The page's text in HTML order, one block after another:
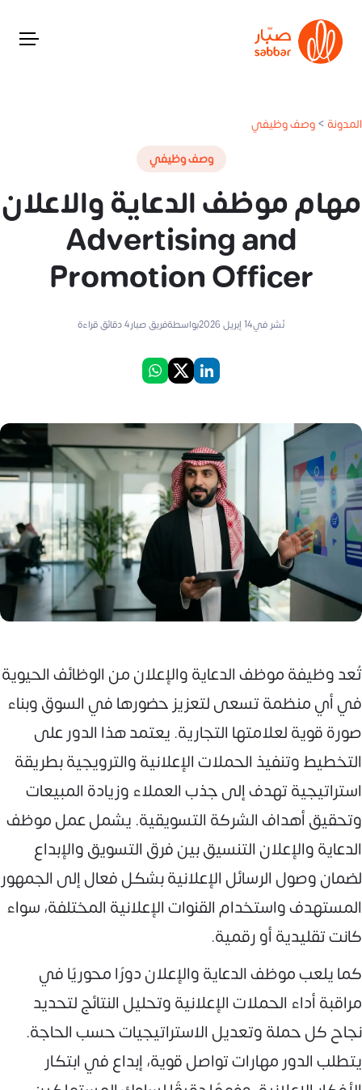
المدونة>وصف وظيفي
وصف وظيفي
مهام موظف الدعاية والاعلان
Advertising and
Promotion Officer
نُشر في14 إبريل 2026 بواسطةفريق صبار4دقائق قراءة
تُعد وظيفة موظف الدعاية والإعلان من الوظائف الحيوية
في أي منظمة تسعى لتعزيز حضورها في السوق وبناء
صورة قوية لعلامتها التجارية. يعتمد هذا الدور على
التخطيط وتنفيذ الحملات الإعلانية والترويجية بطريقة
استراتيجية تهدف إلى جذب العملاء وزيادة المبيعات
وتحقيق أهداف الشركة التسويقية. يشمل عمل موظف
الدعاية والإعلان التنسيق بين فرق التسويق والإبداع
لضمان وصول الرسائل الإعلانية بشكل فعال إلى الجمهور
المستهدف واستخدام القنوات الإعلانية المختلفة، سواء
كانت تقليدية أو رقمية.
كما يلعب موظف الدعاية والإعلان دورًا محوريًا في
مراقبة أداء الحملات الإعلانية وتحليل النتائج لتحديد
نجاح كل حملة وتعديل الاستراتيجيات حسب الحاجة.
يتطلب الدور مهارات تواصل قوية، إبداع في ابتكار